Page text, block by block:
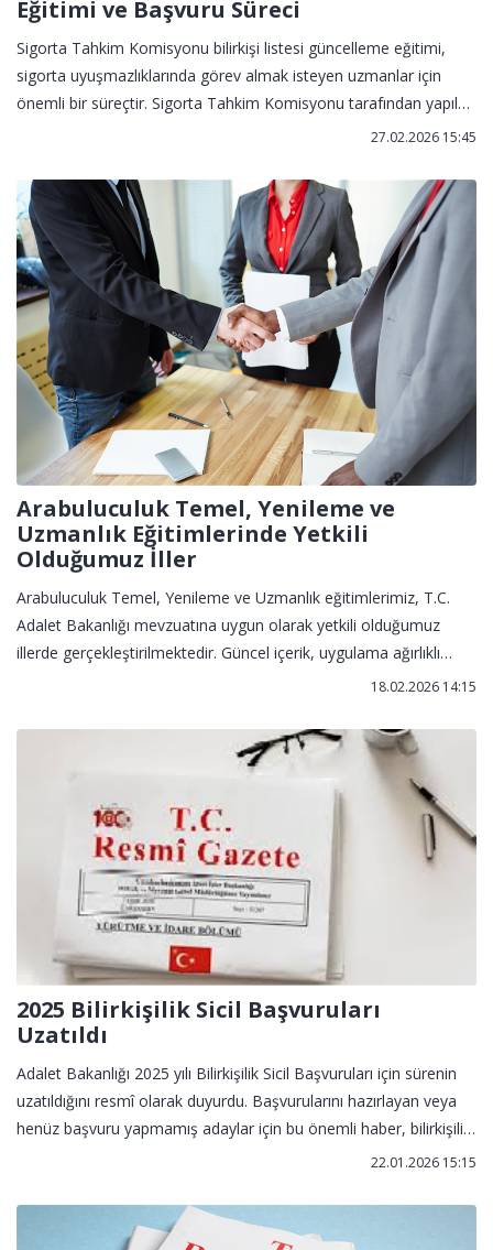
Eğitimi ve Başvuru Süreci
Sigorta Tahkim Komisyonu bilirkişi listesi güncelleme eğitimi,
sigorta uyuşmazlıklarında görev almak isteyen uzmanlar için
önemli bir süreçtir. Sigorta Tahkim Komisyonu tarafından yapılan
duyuru kapsamında, bilirkişi adaylarının belirlenen kriterleri27.02.2026 15:45
Arabuluculuk Temel, Yenileme ve
Uzmanlık Eğitimlerinde Yetkili
Olduğumuz İller
Arabuluculuk Temel, Yenileme ve Uzmanlık eğitimlerimiz, T.C.
Adalet Bakanlığı mevzuatına uygun olarak yetkili olduğumuz
illerde gerçekleştirilmektedir. Güncel içerik, uygulama ağırlıklı
eğitim modeli ve deneyimli eğitmen kadromuzla arabuluculuk
yetkinliklerinizi bir üst seviyeye taşıyabilirsiniz.
18.02.2026 14:15
2025 Bilirkişilik Sicil Başvuruları
Uzatıldı
Adalet Bakanlığı 2025 yılı Bilirkişilik Sicil Başvuruları için sürenin
uzatıldığını resmî olarak duyurdu. Başvurularını hazırlayan veya
henüz başvuru yapmamış adaylar için bu önemli haber, bilirkişilik
22.01.2026 15:15